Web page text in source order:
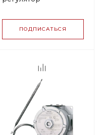
ПОДПИСАТЬСЯ